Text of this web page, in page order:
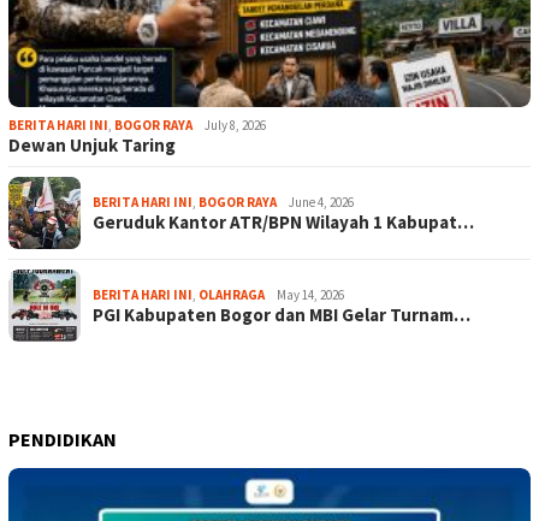
BERITA HARI INI, BOGOR RAYA July 8, 2026
Dewan Unjuk Taring
BERITA HARI INI, BOGOR RAYA June 4, 2026
Geruduk Kantor ATR/BPN Wilayah 1 Kabupat…
BERITA HARI INI, OLAHRAGA May 14, 2026
PGI Kabupaten Bogor dan MBI Gelar Turnam…
PENDIDIKAN